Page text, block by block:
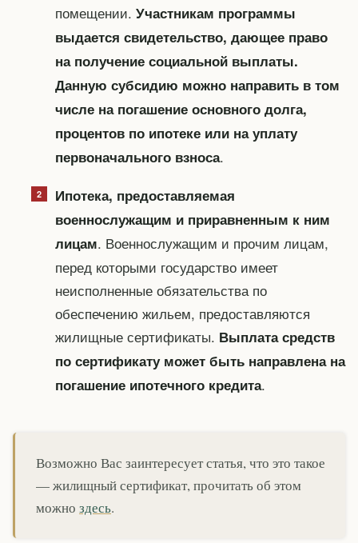
помещении. Участникам программы
выдается свидетельство, дающее право
на получение социальной выплаты.
Данную субсидию можно направить в том
числе на погашение основного долга,
процентов по ипотеке или на уплату
первоначального взноса.
Ипотека, предоставляемая
военнослужащим и приравненным к ним
лицам. Военнослужащим и прочим лицам,
перед которыми государство имеет
неисполненные обязательства по
обеспечению жильем, предоставляются
жилищные сертификаты. Выплата средств
по сертификату может быть направлена на
погашение ипотечного кредита.
Возможно Вас заинтересует статья, что это такое
— жилищный сертификат, прочитать об этом
можно здесь.